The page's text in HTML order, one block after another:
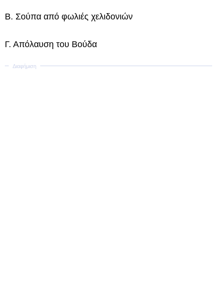
Β. Σούπα από φωλιές χελιδονιών
Γ. Απόλαυση του Βούδα